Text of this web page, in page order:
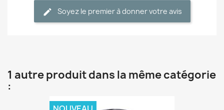
Soyez le premier à donner votre avis
1 autre produit dans la même catégorie
: